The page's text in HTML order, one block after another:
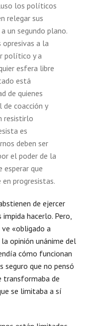
los políticos
relegar sus
un segundo plano.
opresivas a la
político y a
esfera libre
está
de quienes
coacción y
resistirlo
es
deben ser
el poder de la
esperar que
progresistas.
de ejercer
hacerlo. Pero,
ve «obligado a
opinión unánime del
cómo funcionan
seguro que no pensó
transformaba de
se limitaba a sí